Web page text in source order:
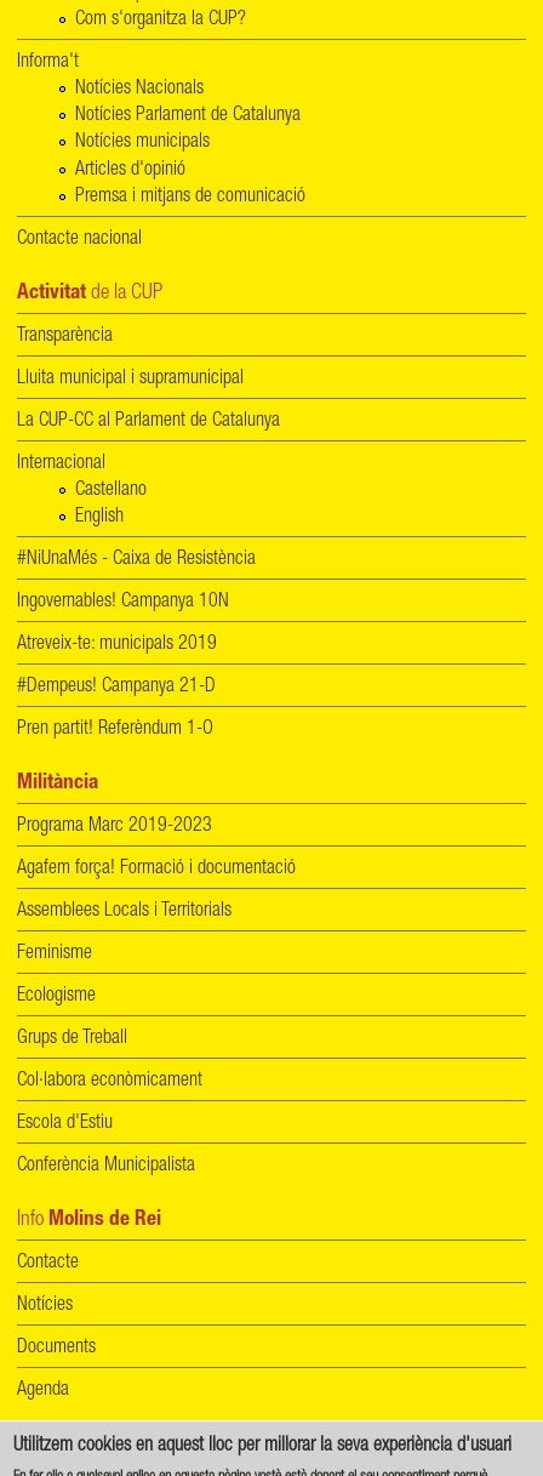
Com s'organitza la CUP?
Informa't
Notícies Nacionals
Notícies Parlament de Catalunya
Notícies municipals
Articles d'opinió
Premsa i mitjans de comunicació
Contacte nacional
Activitat de la CUP
Transparència
Lluita municipal i supramunicipal
La CUP-CC al Parlament de Catalunya
Internacional
Castellano
English
#NiUnaMés - Caixa de Resistència
Ingovernables! Campanya 10N
Atreveix-te: municipals 2019
#Dempeus! Campanya 21-D
Pren partit! Referèndum 1-O
Militància
Programa Marc 2019-2023
Agafem força! Formació i documentació
Assemblees Locals i Territorials
Feminisme
Ecologisme
Grups de Treball
Col·labora econòmicament
Escola d'Estiu
Conferència Municipalista
Info Molins de Rei
Contacte
Notícies
Documents
Agenda
Informació de protecció de dades Política de cookies
Utilitzem cookies en aquest lloc per millorar la seva experiència d'usuari